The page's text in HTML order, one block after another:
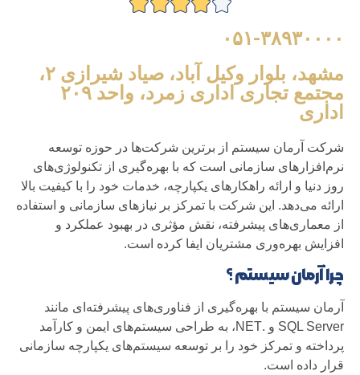
۰۵۱-۳۸۹۳۰۰۰۰
مشهد، بلوار وکیل آباد، صیاد شیرازی ۲،
مجتمع تجاری اداری زمرد، واحد ۲۰۹
اداری
شرکت آرمان سیستم از برترین شرکت‌ها در حوزه توسعه
نرم‌افزارهای سازمانی است که با بهره‌گیری از تکنولوژی‌های
روز دنیا و ارائه راهکارهای یکپارچه، خدمات خود را با کیفیت بالا
ارائه می‌دهد. این شرکت با تمرکز بر نیازهای سازمانی و استفاده
از معماری‌های پیشرفته، نقش مؤثری در بهبود عملکرد و
افزایش بهره‌وری مشتریان ایفا کرده است.
چرا آرمان سیستم ؟
آرمان سیستم با بهره‌گیری از فناوری‌های پیشرفته‌ای مانند
SQL Server و .NET، به طراحی سیستم‌های ایمن و کارآمد
پرداخته و تمرکز خود را بر توسعه سیستم‌های یکپارچه سازمانی
قرار داده است.